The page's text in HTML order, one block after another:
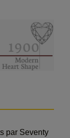
par Seventy